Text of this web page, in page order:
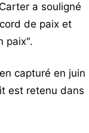
a souligné
de paix et
paix".
capturé en juin
est retenu dans